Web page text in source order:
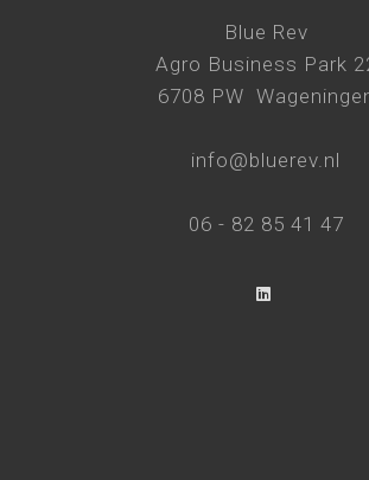
Blue Rev
Agro Business Park
6708 PW
info@bluerev.nl
06 - 82 85 41 47